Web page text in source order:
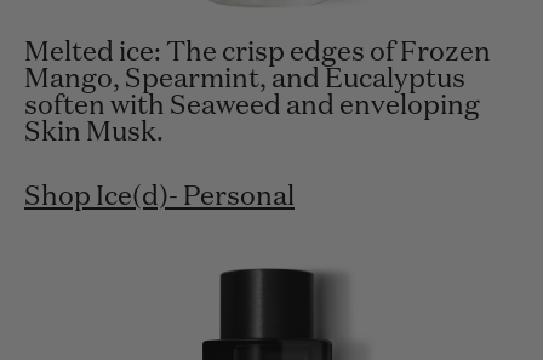
Melted ice: The crisp edges of Frozen
Mango, Spearmint, and Eucalyptus
soften with Seaweed and enveloping
Skin Musk.
Shop Ice(d)- Personal